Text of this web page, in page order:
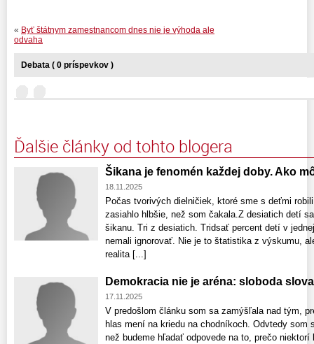
« Byť štátnym zamestnancom dnes nie je výhoda ale
odvaha
Debata ( 0 príspevkov )
Ďalšie články od tohto blogera
Šikana je fenomén každej doby. Ako
18.11.2025
Počas tvorivých dielničiek, ktoré sme s deťmi
zasiahlo hlbšie, než som čakala.Z desiatich detí
šikanu. Tri z desiatich. Tridsať percent detí v
nemali ignorovať. Nie je to štatistika z výskumu,
realita [...]
Demokracia nie je aréna: sloboda
17.11.2025
V predošlom článku som sa zamýšľala nad tým,
hlas mení na kriedu na chodníkoch. Odvtedy som
než budeme hľadať odpovede na to, prečo